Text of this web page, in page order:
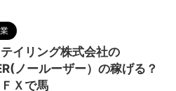
イリング株式会社の
ノールーザー）の稼げる？
Ｘで馬